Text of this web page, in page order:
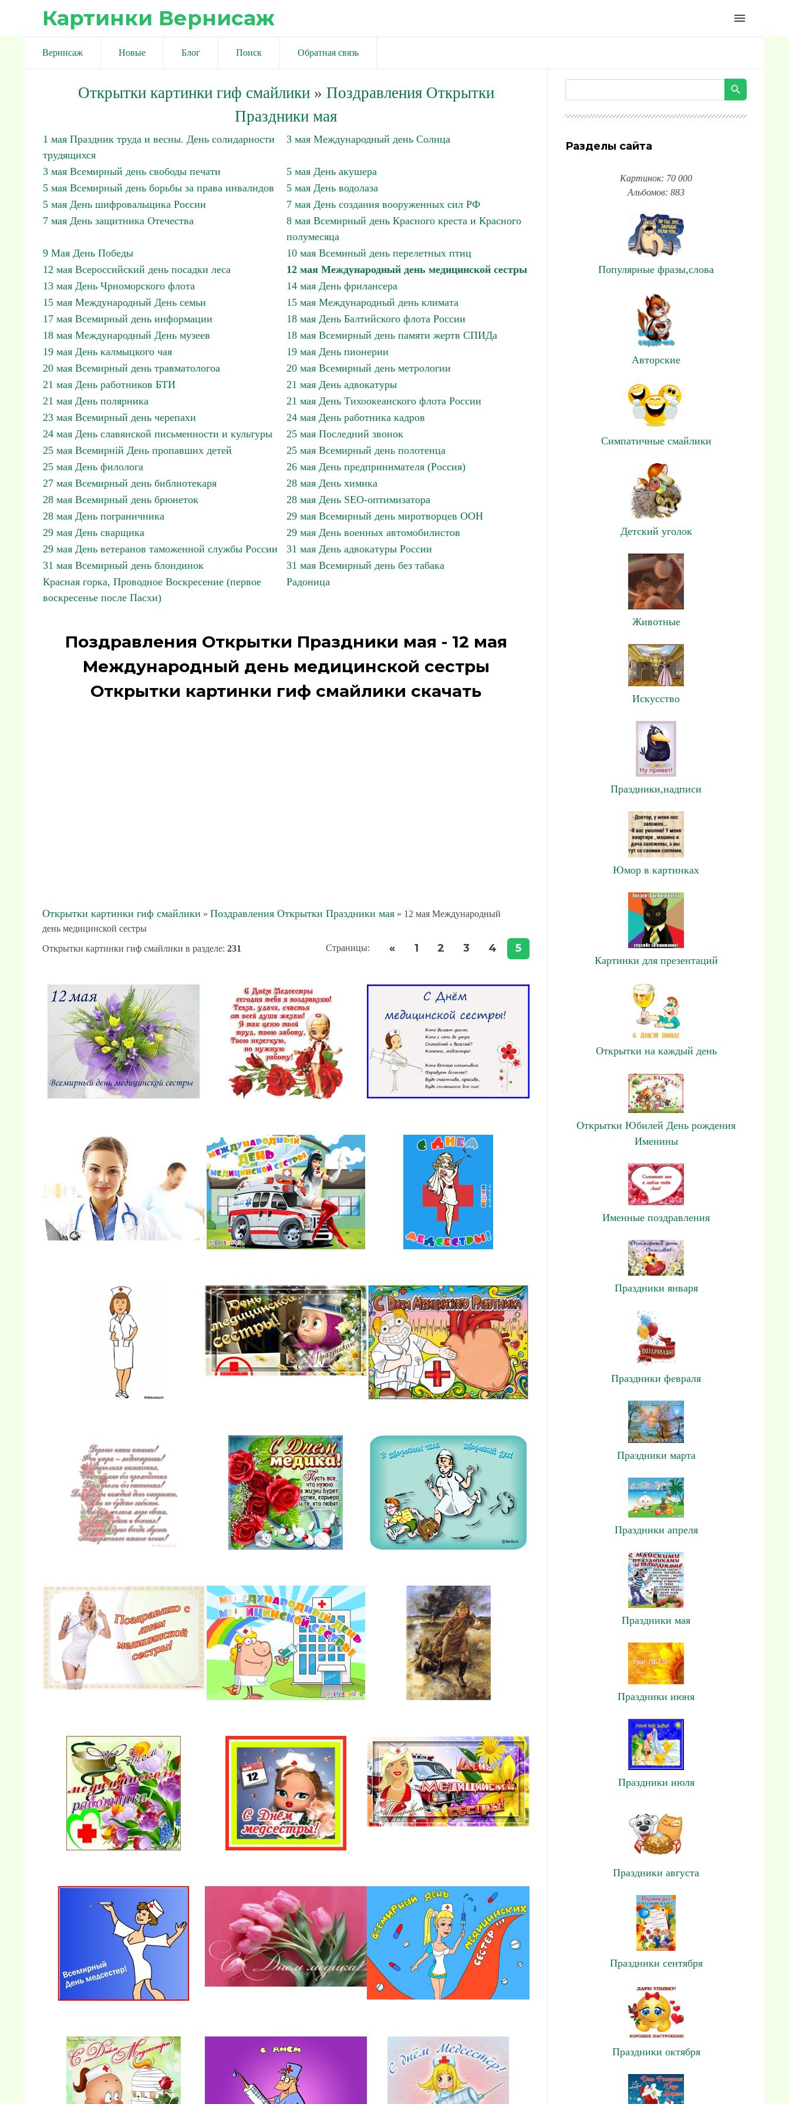
Картинки Вернисаж menu
Вернисаж Новые Блог Поиск Обратная связь
Открытки картинки гиф смайлики» Поздравления Открытки
Праздники мая
1 мая Праздник труда и весны. День солидарности
трудящихся
3 мая Международный день Солнца
3 мая Всемирный день свободы печати
5 мая День акушера
5 мая Всемирный день борьбы за права инвалидов
5 мая День водолаза
5 мая День шифровальщика России
7 мая День создания вооруженных сил РФ
7 мая День защитника Отечества
8 мая Всемирный день Красного креста и Красного
полумесяца
9 Мая День Победы
10 мая Всеминый день перелетных птиц
12 мая Всероссийский день посадки леса
12 мая Международный день медицинской сестры
13 мая День Чрноморского флота
14 мая День фрилансера
15 мая Международный День семьи
15 мая Международный день климата
17 мая Всемирный день информации
18 мая День Балтийского флота России
18 мая Международный День музеев
18 мая Всемирный день памяти жертв СПИДа
19 мая День калмыцкого чая
19 мая День пионерии
20 мая Всемирный день травматологоа
20 мая Всемирный день метрологии
21 мая День работников БТИ
21 мая День адвокатуры
21 мая День полярника
21 мая День Тихоокеанского флота России
23 мая Всемирный день черепахи
24 мая День работника кадров
24 мая День славянской письменности и культуры
25 мая Последний звонок
25 мая Всемирній День пропавших детей
25 мая Всемирный день полотенца
25 мая День филолога
26 мая День предпринимателя (Россия)
27 мая Всемирный день библиотекаря
28 мая День химика
28 мая Всемирный день брюнеток
28 мая День SEO-оптимизатора
28 мая День пограничника
29 мая Всемирный день миротворцев ООН
29 мая День сварщика
29 мая День военных автомобилистов
29 мая День ветеранов таможенной службы России
31 мая День адвокатуры России
31 мая Всемирный день блондинок
31 мая Всемирный день без табака
Красная горка, Проводное Воскресение (первое
воскресенье после Пасхи)
Радоница
Поздравления Открытки Праздники мая - 12 мая
Международный день медицинской сестры
Открытки картинки гиф смайлики скачать
Открытки картинки гиф смайлики » Поздравления Открытки Праздники мая » 12 мая Международный
день медицинской сестры
Открытки картинки гиф смайлики в разделе: 231 Страницы: « 1 2 3 4 5
Разделы сайта
Картинок: 70 000
Альбомов: 883
Популярные фразы,слова
Авторские
Симпатичные смайлики
Детский уголок
Животные
Искусство
Праздники,надписи
Юмор в картинках
Картинки для презентаций
Открытки на каждый день
Открытки Юбилей День рождения
Именины
Именные поздравления
Праздники января
Праздники февраля
Праздники марта
Праздники апреля
Праздники мая
Праздники июня
Праздники июля
Праздники августа
Праздники сентября
Праздники октября